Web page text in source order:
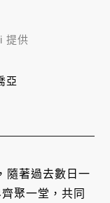
隨著過去數日一
聚一堂，共同
提供
亞